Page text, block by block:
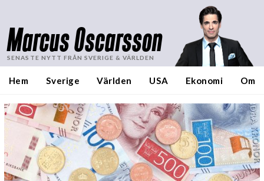
Marcus Oscarsson
SENASTE NYTT FRÅN SVERIGE & VÄRLDEN
Hem Sverige Världen USA Ekonomi Om